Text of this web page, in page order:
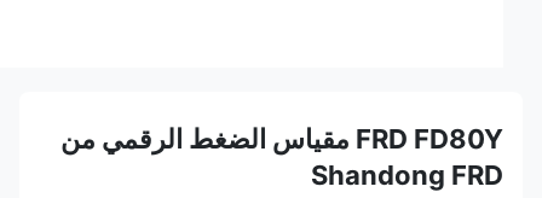
FRD FD80Y مقياس الضغط الرقمي من
Shandong FRD